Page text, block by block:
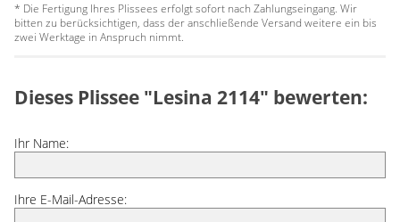
* Die Fertigung Ihres Plissees erfolgt sofort nach Zahlungseingang. Wir
bitten zu berücksichtigen, dass der anschließende Versand weitere ein bis
zwei Werktage in Anspruch nimmt.
Dieses Plissee "Lesina 2114" bewerten:
Ihr Name:
Ihre E-Mail-Adresse: